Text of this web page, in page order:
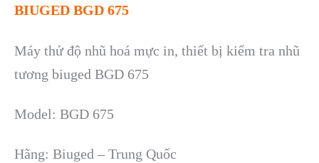
BIUGED BGD 675
Máy thử độ nhũ hoá mực in, thiết bị kiểm tra nhũ
tương biuged BGD 675
Model: BGD 675
Hãng: Biuged – Trung Quốc